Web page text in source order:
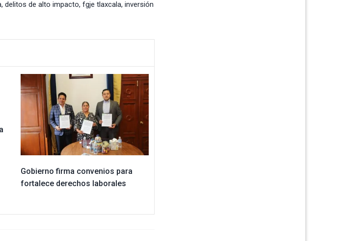
, delitos de alto impacto, fgje tlaxcala, inversión
Gobierno firma convenios para
fortalece derechos laborales